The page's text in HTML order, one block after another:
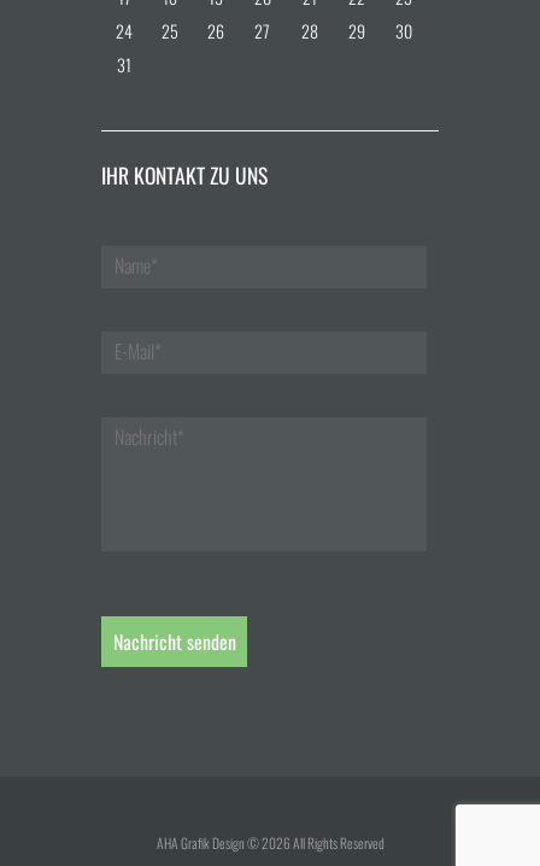
24
25 26 27 28 29
30
31
IHR KONTAKT ZU UNS
AHA Grafik Design © 2026 All Rights Reserved